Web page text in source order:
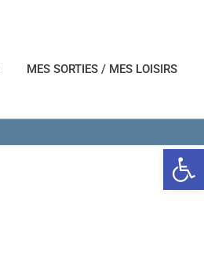
Ouvrir
MES SORTIES / MES LOISIRS